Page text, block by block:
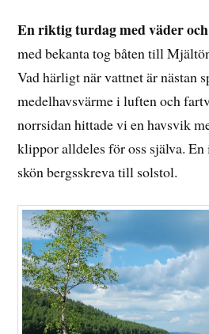
2014
En riktig turdag med väder
med bekanta tog båten till
Vad härligt när vattnet är nästan
medelhavsvärme i luften och
norrsidan hittade vi en havsvik
klippor alldeles för oss själva. En
skön bergsskreva till solstol.